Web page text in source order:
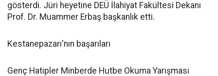
gösterdi. Jüri heyetine DEÜ İlahiyat Fakültesi Dekanı
Prof. Dr. Muammer Erbaş başkanlık etti.
Kestanepazarı'nın başarıları
Genç Hatipler Minberde Hutbe Okuma Yarışması